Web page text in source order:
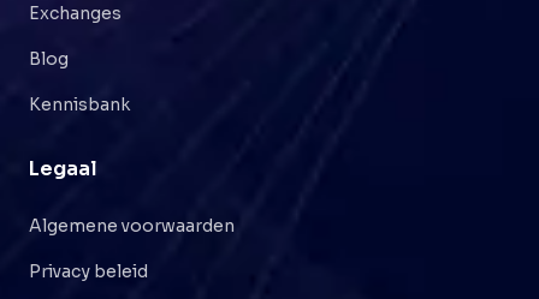
Exchanges
Blog
Kennisbank
Legaal
Algemene voorwaarden
Privacy beleid